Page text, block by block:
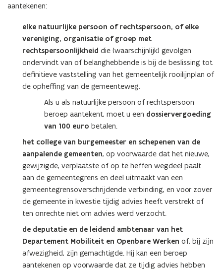
aantekenen:
elke natuurlijke persoon of rechtspersoon, of elke
vereniging, organisatie of groep met
rechtspersoonlijkheid die (waarschijnlijk) gevolgen
ondervindt van of belanghebbende is bij de beslissing tot
definitieve vaststelling van het gemeentelijk rooilijnplan of
de opheffing van de gemeenteweg.
Als u als natuurlijke persoon of rechtspersoon
beroep aantekent, moet u een dossiervergoeding
van 100 euro betalen.
het college van burgemeester en schepenen van de
aanpalende gemeenten, op voorwaarde dat het nieuwe,
gewijzigde, verplaatste of op te heffen wegdeel paalt
aan de gemeentegrens en deel uitmaakt van een
gemeentegrensoverschrijdende verbinding, en voor zover
de gemeente in kwestie tijdig advies heeft verstrekt of
ten onrechte niet om advies werd verzocht.
de deputatie en de leidend ambtenaar van het
Departement Mobiliteit en Openbare Werken of, bij zijn
afwezigheid, zijn gemachtigde. Hij kan een beroep
aantekenen op voorwaarde dat ze tijdig advies hebben